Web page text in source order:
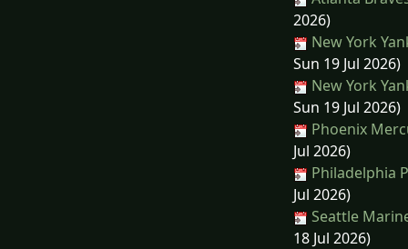
2026)
New York
Sun 19 Jul 2026)
New York
Sun 19 Jul 2026)
Phoenix
Jul 2026)
Philadelphia
Jul 2026)
Seattle
18 Jul 2026)